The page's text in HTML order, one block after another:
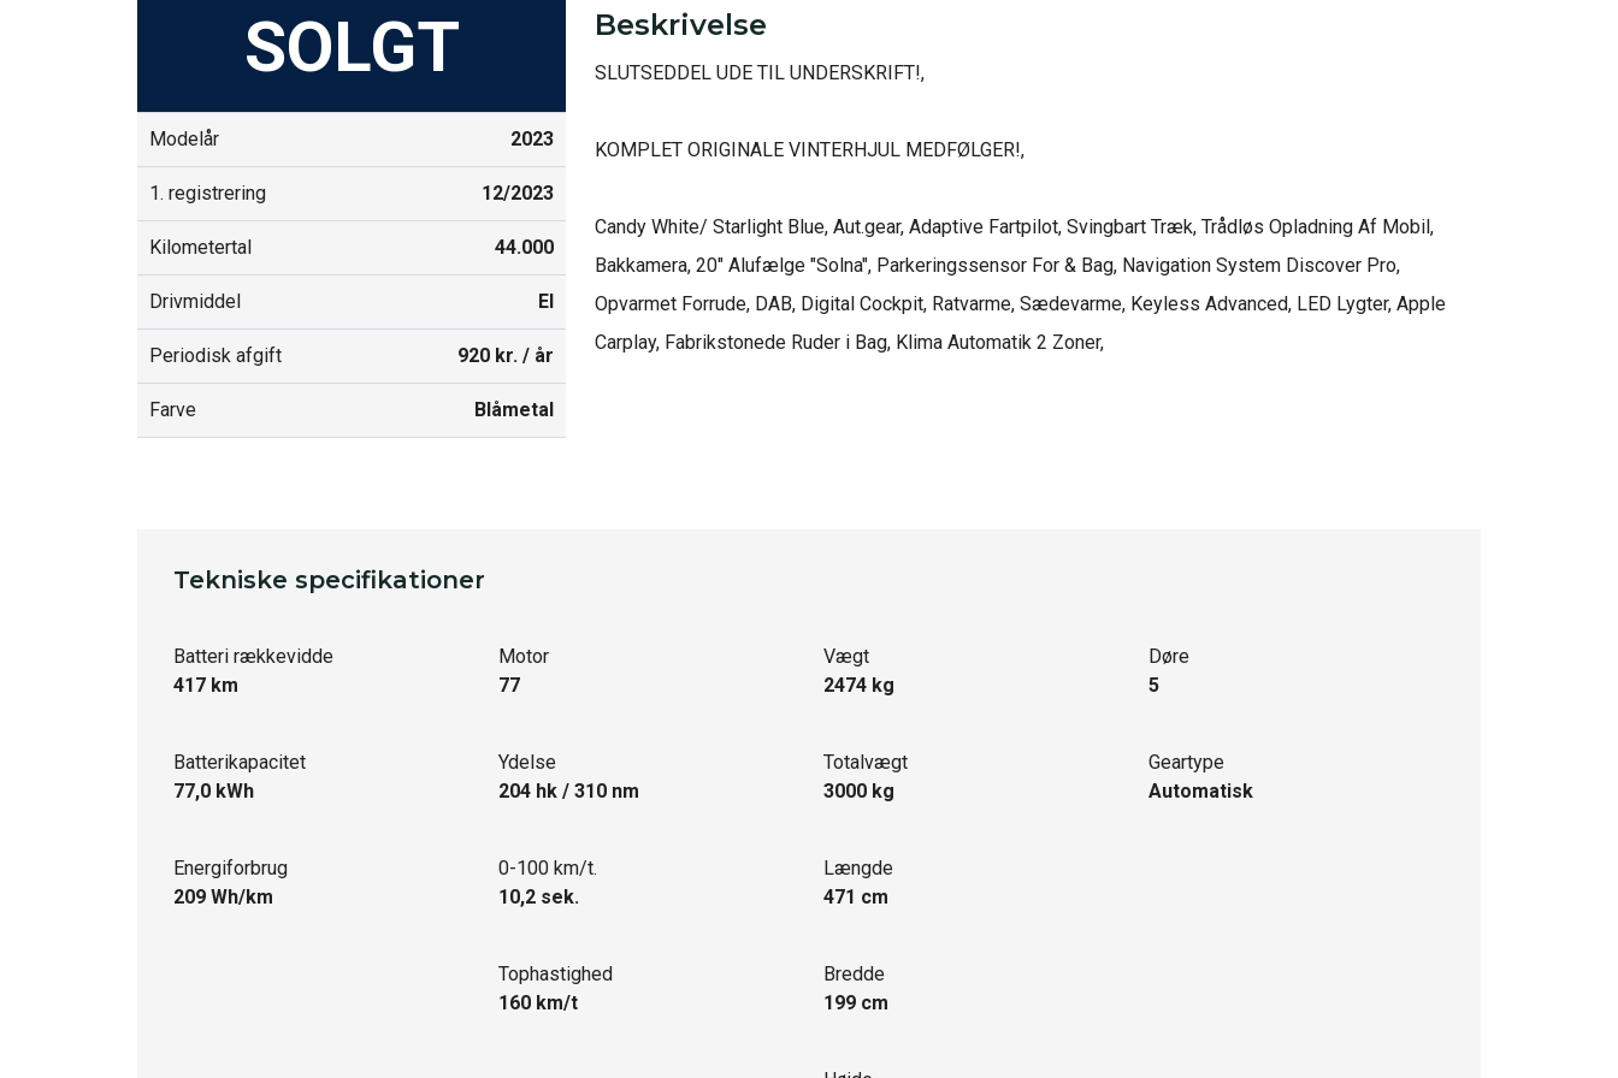
SOLGT
Modelår 2023
1. registrering 12/2023
Kilometertal 44.000
Drivmiddel El
Periodisk afgift 920 kr. / år
Farve Blåmetal
Beskrivelse
SLUTSEDDEL UDE TIL UNDERSKRIFT!,
KOMPLET ORIGINALE VINTERHJUL MEDFØLGER!,
Candy White/ Starlight Blue, Aut.gear, Adaptive Fartpilot, Svingbart Træk, Trådløs Opladning Af Mobil,
Bakkamera, 20" Alufælge "Solna", Parkeringssensor For & Bag, Navigation System Discover Pro,
Opvarmet Forrude, DAB, Digital Cockpit, Ratvarme, Sædevarme, Keyless Advanced, LED Lygter, Apple
Carplay, Fabrikstonede Ruder i Bag, Klima Automatik 2 Zoner,
Tekniske specifikationer
Batteri rækkevidde
417 km
Batterikapacitet
77,0 kWh
Energiforbrug
209 Wh/km
Motor
77
Ydelse
204 hk / 310 nm
0-100 km/t.
10,2 sek.
Tophastighed
160 km/t
Vægt
2474 kg
Totalvægt
3000 kg
Længde
471 cm
Bredde
199 cm
Døre
5
Geartype
Automatisk